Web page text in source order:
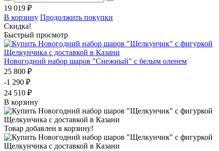
19 019 ₽
В корзину Продолжить покупки
Скидка!
Быстрый просмотр
Новогодний набор шаров "Снежный" с белым оленем
25 800 ₽
-1 290 ₽
24 510 ₽
В корзину
Товар добавлен в корзину!